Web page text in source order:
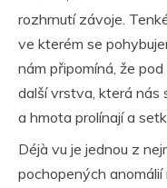
rozhrnutí závoje.
ve kterém se
nám připomíná, že
další vrstva, která nás
a hmota prolínají a
Déjà vu je jednou z
pochopených anomálií